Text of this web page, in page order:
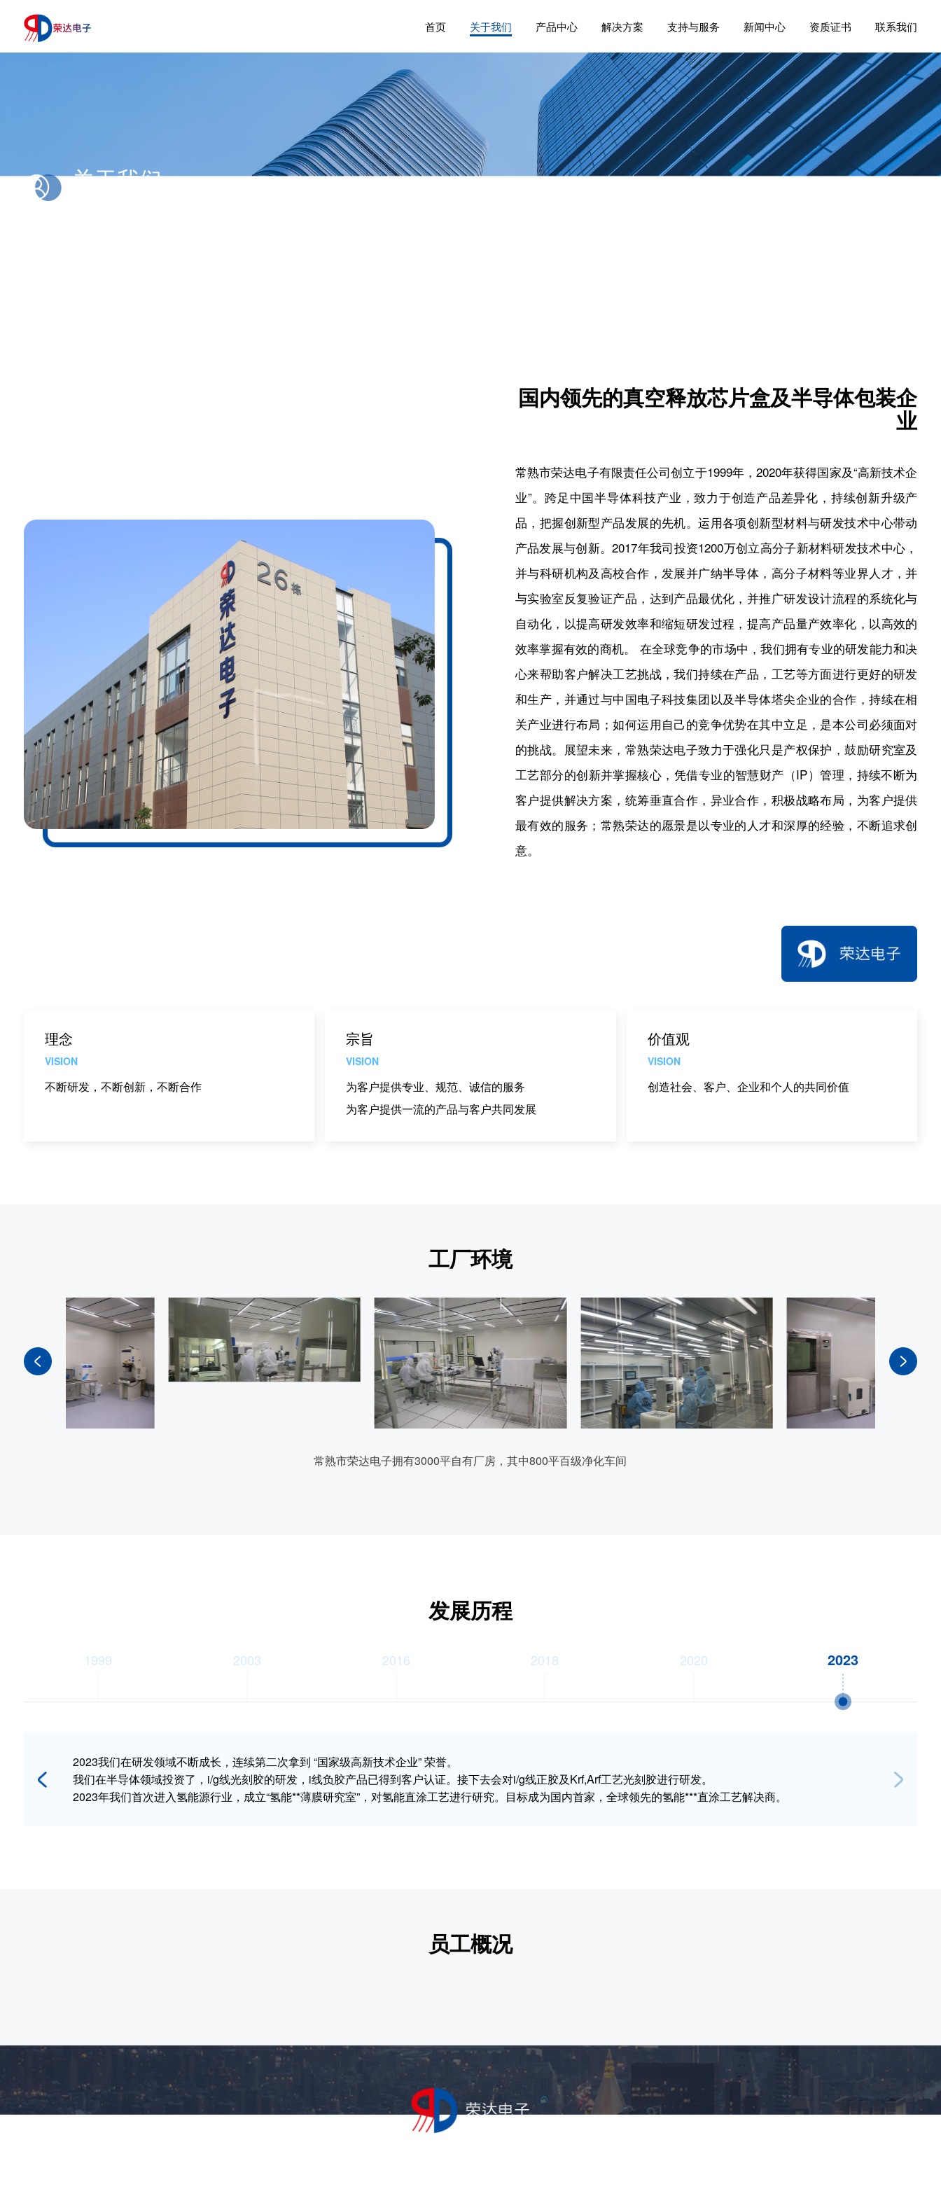
首页 关于我们 产品中心 解决方案 支持与服务 新闻中心 资质证书 联系我们
关于我们
国内领先的真空释放芯片盒及半导体包装企
业
常熟市荣达电子有限责任公司创立于1999年，2020年获得国家及“高新技术企
业”。跨足中国半导体科技产业，致力于创造产品差异化，持续创新升级产
品，把握创新型产品发展的先机。运用各项创新型材料与研发技术中心带动
产品发展与创新。2017年我司投资1200万创立高分子新材料研发技术中心，
并与科研机构及高校合作，发展并广纳半导体，高分子材料等业界人才，并
与实验室反复验证产品，达到产品最优化，并推广研发设计流程的系统化与
自动化，以提高研发效率和缩短研发过程，提高产品量产效率化，以高效的
效率掌握有效的商机。 在全球竞争的市场中，我们拥有专业的研发能力和决
心来帮助客户解决工艺挑战，我们持续在产品，工艺等方面进行更好的研发
和生产，并通过与中国电子科技集团以及半导体塔尖企业的合作，持续在相
关产业进行布局；如何运用自己的竞争优势在其中立足，是本公司必须面对
的挑战。展望未来，常熟荣达电子致力于强化只是产权保护，鼓励研究室及
工艺部分的创新并掌握核心，凭借专业的智慧财产（IP）管理，持续不断为
客户提供解决方案，统筹垂直合作，异业合作，积极战略布局，为客户提供
最有效的服务；常熟荣达的愿景是以专业的人才和深厚的经验，不断追求创
意。
理念
VISION
不断研发，不断创新，不断合作
宗旨
VISION
为客户提供专业、规范、诚信的服务
为客户提供一流的产品与客户共同发展
价值观
VISION
创造社会、客户、企业和个人的共同价值
工厂环境
常熟市荣达电子拥有3000平自有厂房，其中800平百级净化车间
发展历程
1999 2003 2016 2018 2020 2023
常熟市荣达电子成立。
主要从事半导体封装用键合丝销售，
生产5N溅射靶材，金圆，提纯等业务
员工概况